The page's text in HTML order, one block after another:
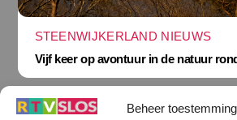
Beheer toestemming
STEENWIJKERLAND NIEUWS
Vijf keer op avontuur in de natuur